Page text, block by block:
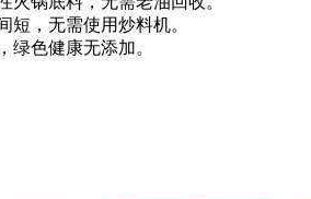
短，无需使用炒料机。
绿色健康无添加。